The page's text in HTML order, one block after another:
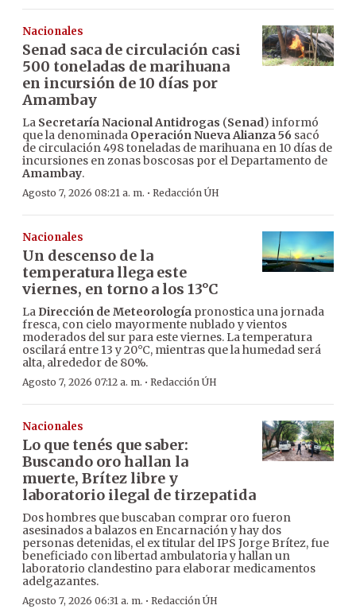
Nacionales
Senad saca de circulación casi
500 toneladas de marihuana
en incursión de 10 días por
Amambay
La Secretaría Nacional Antidrogas (Senad) informó
que la denominada Operación Nueva Alianza 56 sacó
de circulación 498 toneladas de marihuana en 10 días de
incursiones en zonas boscosas por el Departamento de
Amambay.
Agosto 7, 2026 08:21 a. m. · Redacción ÚH
Nacionales
Un descenso de la
temperatura llega este
viernes, en torno a los 13°C
La Dirección de Meteorología pronostica una jornada
fresca, con cielo mayormente nublado y vientos
moderados del sur para este viernes. La temperatura
oscilará entre 13 y 20°C, mientras que la humedad será
alta, alrededor de 80%.
Agosto 7, 2026 07:12 a. m. · Redacción ÚH
Nacionales
Lo que tenés que saber:
Buscando oro hallan la
muerte, Brítez libre y
laboratorio ilegal de tirzepatida
Dos hombres que buscaban comprar oro fueron
asesinados a balazos en Encarnación y hay dos
personas detenidas, el ex titular del IPS Jorge Brítez, fue
beneficiado con libertad ambulatoria y hallan un
laboratorio clandestino para elaborar medicamentos
adelgazantes.
Agosto 7, 2026 06:31 a. m. · Redacción ÚH